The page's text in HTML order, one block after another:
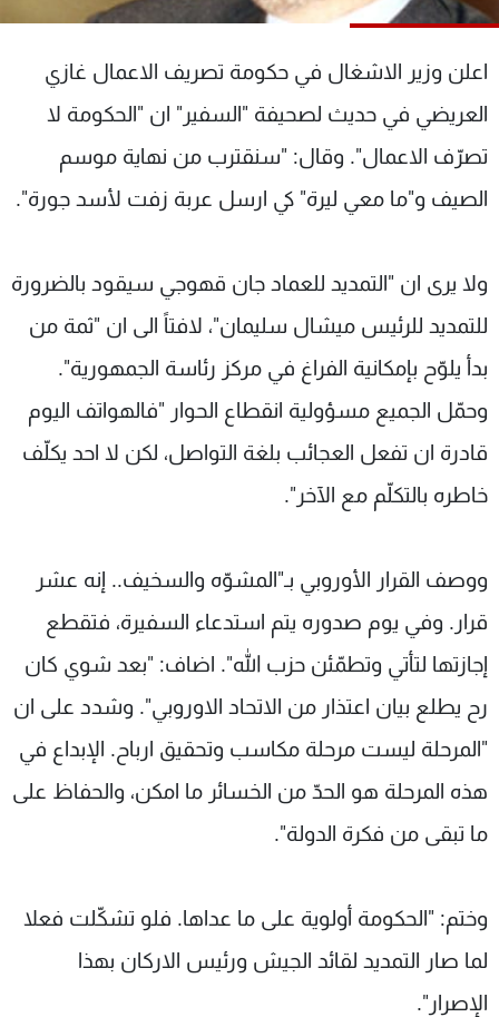
اعلن وزير الاشغال في حكومة تصريف الاعمال غازي
العريضي في حديث لصحيفة "السفير" ان "الحكومة لا
تصرّف الاعمال". وقال: "سنقترب من نهاية موسم
الصيف و"ما معي ليرة" كي ارسل عربة زفت لأسد جورة".
ولا يرى ان "التمديد للعماد جان قهوجي سيقود بالضرورة
للتمديد للرئيس ميشال سليمان"، لافتاً الى ان "ثمة من
بدأ يلوّح بإمكانية الفراغ في مركز رئاسة الجمهورية".
وحمّل الجميع مسؤولية انقطاع الحوار "فالهواتف اليوم
قادرة ان تفعل العجائب بلغة التواصل، لكن لا احد يكلّف
خاطره بالتكلّم مع الآخر".
ووصف القرار الأوروبي بـ"المشوّه والسخيف.. إنه عشر
قرار. وفي يوم صدوره يتم استدعاء السفيرة، فتقطع
إجازتها لتأتي وتطمّئن حزب الله". اضاف: "بعد شوي كان
رح يطلع بيان اعتذار من الاتحاد الاوروبي". وشدد على ان
"المرحلة ليست مرحلة مكاسب وتحقيق ارباح. الإبداع في
هذه المرحلة هو الحدّ من الخسائر ما امكن، والحفاظ على
ما تبقى من فكرة الدولة".
وختم: "الحكومة أولوية على ما عداها. فلو تشكّلت فعلا
لما صار التمديد لقائد الجيش ورئيس الاركان بهذا
الإصرار".
شاهد البرامج
عن MTV
الإنـتـاج
لاعلاناتكم
وظائف
تواصل معنا
شروط الإسـتخدام
سياسة الخصوصية